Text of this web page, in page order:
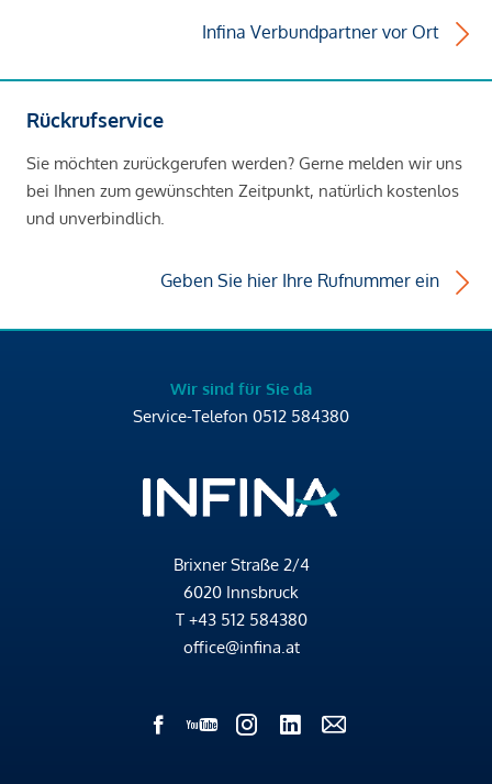
Infina Verbundpartner vor Ort
Rückrufservice
Sie möchten zurückgerufen werden? Gerne melden wir uns
bei Ihnen zum gewünschten Zeitpunkt, natürlich kostenlos
und unverbindlich.
Geben Sie hier Ihre Rufnummer ein
Wir sind für Sie da
Service-Telefon 0512 584380
Brixner Straße 2/4
6020 Innsbruck
T +43 512 584380
office@infina.at